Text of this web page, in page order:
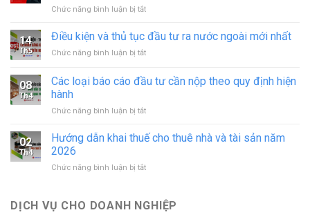
động
–
ký
động
in
nhất
Chức năng bình luận bị tắtở
tục
nhập
nghiệp
định
nhất
14
Th5
Điều kiện và thủ tục đầu tư ra nước ngoài mới nhất
Chức năng bình luận bị tắtở
kiện
và
tục
tư
ngoài
08
Th4
Các loại báo cáo đầu tư cần nộp theo quy định hiện
hành
Chức năng bình luận bị tắtở
loại
báo
đầu
nộp
02
Th4
Hướng dẫn khai thuế cho thuê nhà và tài sản năm
2026
Chức năng bình luận bị tắtở
khai
DỊCH VỤ CHO DOANH NGHIỆP